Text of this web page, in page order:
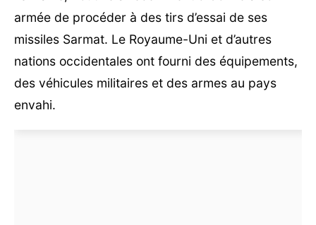
armée de procéder à des tirs d’essai de ses
missiles Sarmat. Le Royaume-Uni et d’autres
nations occidentales ont fourni des équipements,
des véhicules militaires et des armes au pays
envahi.